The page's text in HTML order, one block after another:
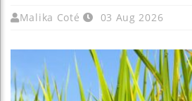
Malika Coté 03 Aug 2026